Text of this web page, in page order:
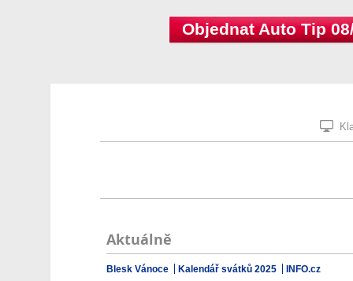
Objednat Auto Tip
Aktuálně
Blesk Vánoce Kalendář svátků 2025 INFO.cz